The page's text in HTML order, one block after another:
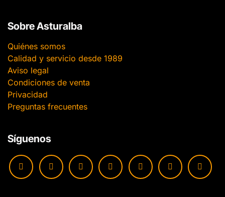
Sobre Asturalba
Quiénes somos
Calidad y servicio desde 1989
Aviso legal
Condiciones de venta
Privacidad
Preguntas frecuentes
Síguenos